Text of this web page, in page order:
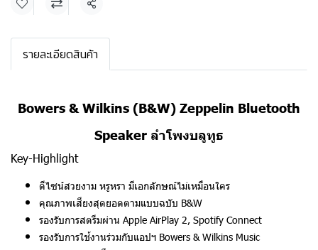
แชร์
รายละเอียดสินค้า
Bowers & Wilkins (B&W) Zeppelin Bluetooth
Speaker ลำโพงบลูทูธ
Key-Highlight
ดีไซน์สวยงาม หรูหรา มีเอกลักษณ์ไม่เหมือนใคร
คุณภาพเสียงสุดยอดตามแบบฉบับ B&W
รองรับการสตรีมผ่าน Apple AirPlay 2, Spotify Connect
รองรับการใช้งานร่วมกับแอปฯ Bowers & Wilkins Music